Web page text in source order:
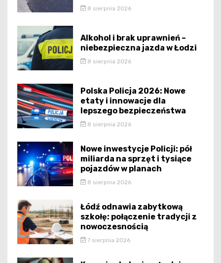
8 sierpnia 2026
Alkohol i brak uprawnień –
niebezpieczna jazda w Łodzi
8 sierpnia 2026
Polska Policja 2026: Nowe
etaty i innowacje dla
lepszego bezpieczeństwa
8 sierpnia 2026
Nowe inwestycje Policji: pół
miliarda na sprzęt i tysiące
pojazdów w planach
8 sierpnia 2026
Łódź odnawia zabytkową
szkołę: połączenie tradycji z
nowoczesnością
7 sierpnia 2026